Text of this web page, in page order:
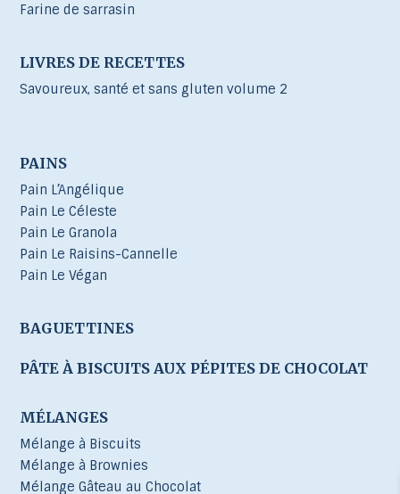
Farine de sarrasin
LIVRES DE RECETTES
Savoureux, santé et sans gluten volume 2
PAINS
Pain L’Angélique
Pain Le Céleste
Pain Le Granola
Pain Le Raisins-Cannelle
Pain Le Végan
BAGUETTINES
PÂTE À BISCUITS AUX PÉPITES DE CHOCOLAT
MÉLANGES
Mélange à Biscuits
Mélange à Brownies
Mélange Gâteau au Chocolat